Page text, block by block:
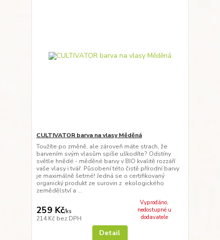
CULTIVATOR barva na vlasy Měděná
Toužíte po změně, ale zároveň máte strach, že
barvením svým vlasům spíše uškodíte? Odstíny
světle hnědé - měděné barvy v BIO kvalitě rozzáří
vaše vlasy i tvář. Působení této čistě přírodní barvy
je maximálně šetrné! Jedná se o certifikovaný
organický produkt ze surovin z ekologického
zemědělství a ...
259 Kč/ks
214 Kč bez DPH
Vyprodáno,
nedostupné u
dodavatele
Detail